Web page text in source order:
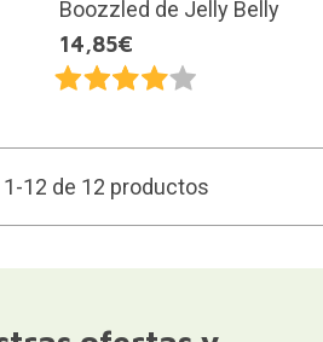
Boozzled de Jelly Belly
14,85€
12 de 12 productos